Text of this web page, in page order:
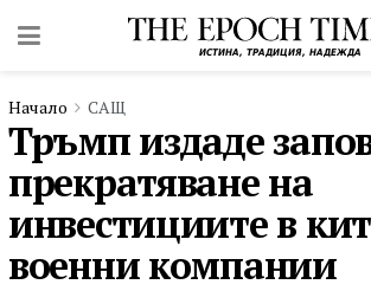
Начало САЩ
Тръмп издаде
прекратяване на
инвестициите в
военни компании